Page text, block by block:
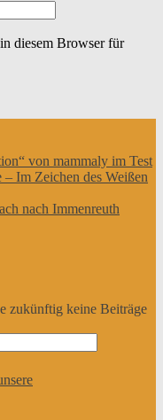
diesem Browser für
von mammaly im Test
Im Zeichen des Weißen
nach Immenreuth
zukünftig keine Beiträge